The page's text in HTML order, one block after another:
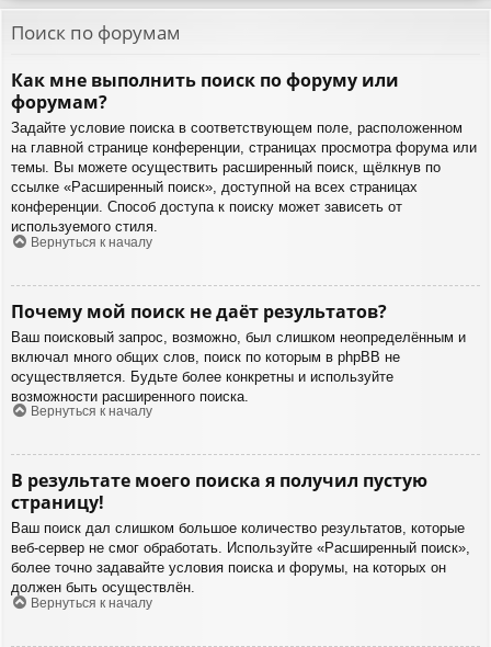
Поиск по форумам
Как мне выполнить поиск по форуму или
форумам?
Задайте условие поиска в соответствующем поле, расположенном
на главной странице конференции, страницах просмотра форума или
темы. Вы можете осуществить расширенный поиск, щёлкнув по
ссылке «Расширенный поиск», доступной на всех страницах
конференции. Способ доступа к поиску может зависеть от
используемого стиля.
Вернуться к началу
Почему мой поиск не даёт результатов?
Ваш поисковый запрос, возможно, был слишком неопределённым и
включал много общих слов, поиск по которым в phpBB не
осуществляется. Будьте более конкретны и используйте
возможности расширенного поиска.
Вернуться к началу
В результате моего поиска я получил пустую
страницу!
Ваш поиск дал слишком большое количество результатов, которые
веб-сервер не смог обработать. Используйте «Расширенный поиск»,
более точно задавайте условия поиска и форумы, на которых он
должен быть осуществлён.
Вернуться к началу